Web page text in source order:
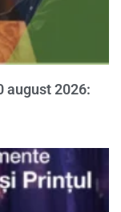
august 2026: